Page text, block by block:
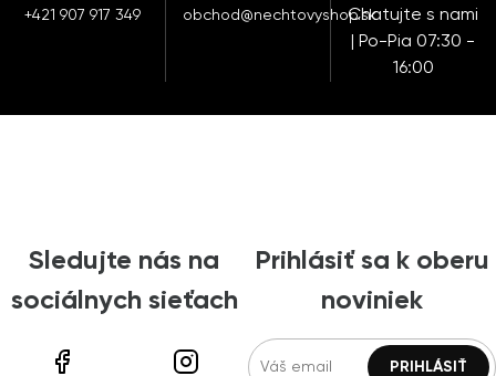
+421 907 917 349 obchod@nechtovyshop.skChatujte s nami
| Po-Pia 07:30 -
16:00
Sledujte nás na
sociálnych sieťach
Prihlásiť sa k oberu
noviniek